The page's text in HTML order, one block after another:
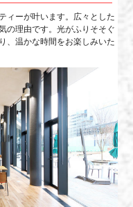
ィーが叶います。広々とした
の理由です。光がふりそそぐ
、温かな時間をお楽しみいた